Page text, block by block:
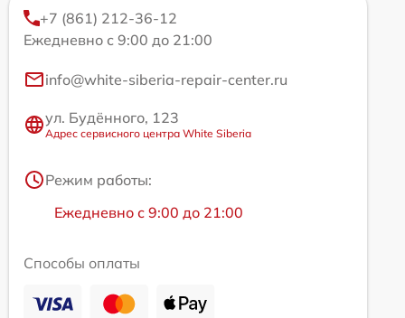
+7 (861) 212-36-12
Ежедневно с 9:00 до 21:00
info@white-siberia-repair-center.ru
ул. Будённого, 123
Адрес сервисного центра White Siberia
Режим работы:
Ежедневно с 9:00 до 21:00
Способы оплаты